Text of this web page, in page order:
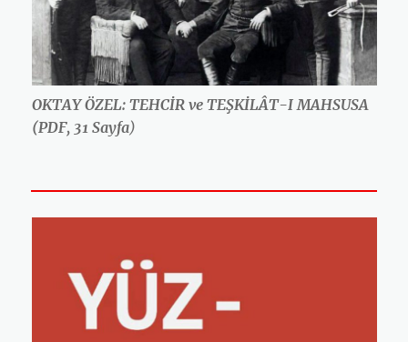
OKTAY ÖZEL: TEHCİR ve TEŞKİLÂT-I MAHSUSA
(PDF, 31 Sayfa)